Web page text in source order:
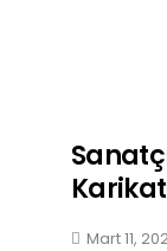
Mart 11,